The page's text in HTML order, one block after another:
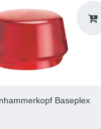
Baseplex